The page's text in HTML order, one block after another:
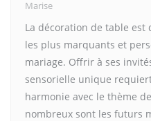
Marise
La décoration de table est
les plus marquants et
mariage. Offrir à ses
sensorielle unique
harmonie avec le thème
nombreux sont les futurs